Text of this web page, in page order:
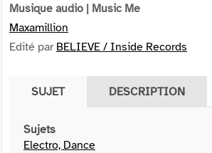
Musique audio | Music Me
Maxamillion
Edité par BELIEVE / Inside Records
SUJET DESCRIPTION
Sujets
Electro, Dance